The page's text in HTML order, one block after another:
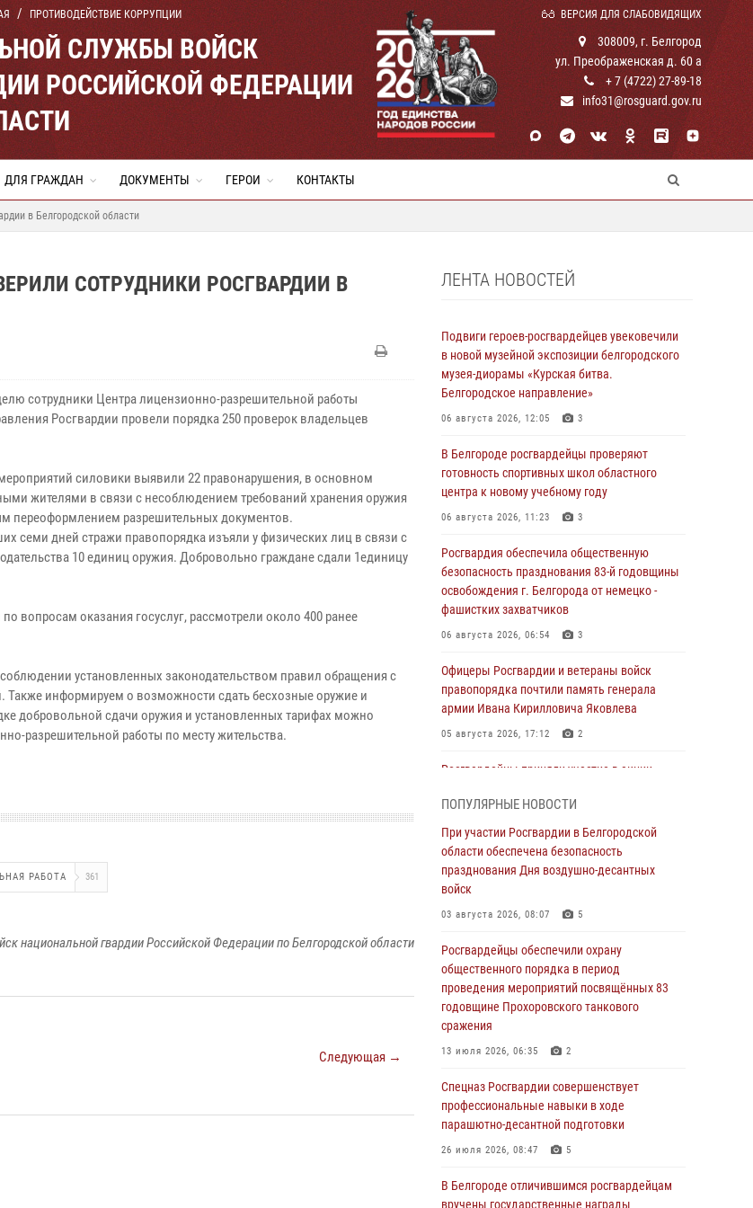
ПРОТИВОДЕЙСТВИЕ КОРРУПЦИИ ВЕРСИЯ ДЛЯ СЛАБОВИДЯЩИХ
СЛУЖБЫ ВОЙСК
РОССИЙСКОЙ ФЕДЕРАЦИИ
308009, г. Белгород
ул. Преображенская д. 60 а
+ 7 (4722) 27-89-18
info31@rosguard.gov.ru
ДЛЯ ГРАЖДАН ДОКУМЕНТЫ ГЕРОИ КОНТАКТЫ
в Белгородской области
СОТРУДНИКИ РОСГВАРДИИ В
сотрудники Центра лицензионно-разрешительной работы
Росгвардии провели порядка 250 проверок владельцев
силовики выявили 22 правонарушения, в основном
жителями в связи с несоблюдением требований хранения оружия
переоформлением разрешительных документов.
семи дней стражи правопорядка изъяли у физических лиц в связи с
10 единиц оружия. Добровольно граждане сдали 1единицу
вопросам оказания госуслуг, рассмотрели около 400 ранее
установленных законодательством правил обращения с
информируем о возможности сдать бесхозные оружие и
добровольной сдачи оружия и установленных тарифах можно
разрешительной работы по месту жительства.
РАБОТА 361
национальной гвардии Российской Федерации по Белгородской области
Следующая →
ЛЕНТА НОВОСТЕЙ
Подвиги героев‑росгвардейцев увековечили
в новой музейной экспозиции белгородского
музея‑диорамы «Курская битва.
Белгородское направление»
06 августа 2026, 12:05 3
В Белгороде росгвардейцы проверяют
готовность спортивных школ областного
центра к новому учебному году
06 августа 2026, 11:23 3
Росгвардия обеспечила общественную
безопасность празднования 83-й годовщины
освобождения г. Белгорода от немецко -
фашистких захватчиков
06 августа 2026, 06:54 3
Офицеры Росгвардии и ветераны войск
правопорядка почтили память генерала
армии Ивана Кирилловича Яковлева
05 августа 2026, 17:12 2
Росгвардейцы приняли участие в акции
годовщине освобождения Белгорода от
немецко ‑фашистских захватчиков
05 августа 2026, 08:34 4
Росгвардия призывает белгородских
владельцев оружия не затягивать с
05 августа 2026, 05:01
Росгвардейцы спасли раненого при атаке
FPV-дрона ВСУ жителя белгородского
приграничья
04 августа 2026, 10:43
За неделю белгородские росгвардейцы
пресекли свыше 130 правонарушений
04 августа 2026, 06:03
подозреваемую в краже товаров из
гипермаркета в Белгороде
ПОПУЛЯРНЫЕ НОВОСТИ
При участии Росгвардии в Белгородской
области обеспечена безопасность
празднования Дня воздушно-десантных
войск
03 августа 2026, 08:07 5
Росгвардейцы обеспечили охрану
общественного порядка в период
проведения мероприятий посвящённых 83
годовщине Прохоровского танкового
сражения
13 июля 2026, 06:35 2
Спецназ Росгвардии совершенствует
профессиональные навыки в ходе
парашютно-десантной подготовки
26 июля 2026, 08:47 5
В Белгороде отличившимся росгвардейцам
вручены государственные награды